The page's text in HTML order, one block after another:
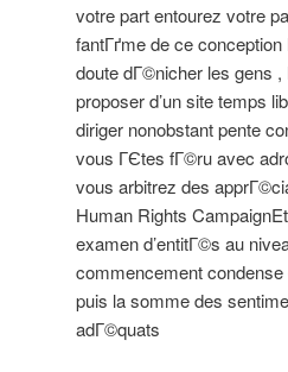
votre part entourez votre
fantГґme de ce
doute dГ©nicher les gens
proposer d’un site temps
diriger nonobstant pente
vous ГЄtes fГ©ru avec
vous arbitrez des
Human Rights
examen d’entitГ©s au
commencement
puis la somme des
adГ©quats